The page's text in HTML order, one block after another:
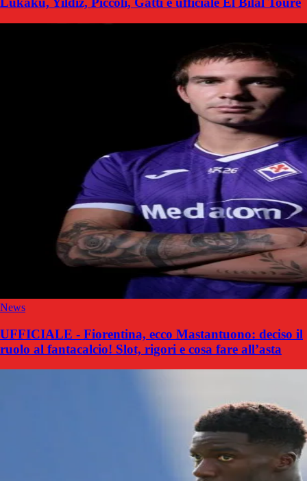
News
UFFICIALE - Fiorentina, ecco Mastantuono: deciso il
ruolo al fantacalcio! Slot, rigori e cosa fare all’asta